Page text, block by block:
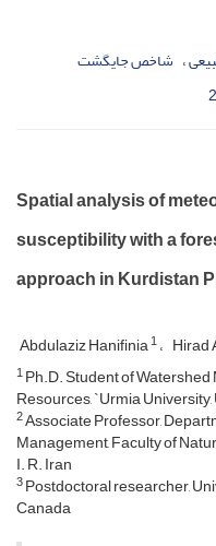
شاخص جایگشت
Spatial analysis of
susceptibility with a
approach in Kurdistan
Abdulaziz Hanifinia1 Hirad
1Ph.D. Student of
Resources, `Urmia University,
2Associate Professor,
Management, Faculty of
I. R. Iran
3Postdoctoral researcher,
Canada